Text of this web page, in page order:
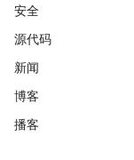
安全
源代码
新闻
博客
播客